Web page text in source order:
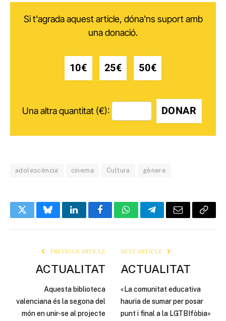
Si t'agrada aquest article, dóna'ns suport amb
una donació.
10€ 25€ 50€
Una altra quantitat (€): DONAR
adolescència cinema Cultura gènere
TwitterBlueskyLinkedInFacebookWhatsAppTelegramEmail Copy
PREVIOUS ARTICLE
ACTUALITAT
Aquesta biblioteca
valenciana és la segona del
món en unir-se al projecte
NEXT ARTICLE
ACTUALITAT
«La comunitat educativa
hauria de sumar per posar
punt i final a la LGTBIfòbia»